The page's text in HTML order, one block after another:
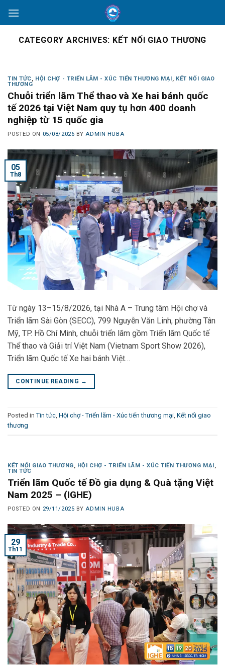
CATEGORY ARCHIVES: KẾT NỐI GIAO THƯƠNG
TIN TỨC, HỘI CHỢ - TRIỂN LÃM - XÚC TIẾN THƯƠNG MẠI, KẾT NỐI GIAO
THƯƠNG
Chuỗi triển lãm Thể thao và Xe hai bánh quốc
tế 2026 tại Việt Nam quy tụ hơn 400 doanh
nghiệp từ 15 quốc gia
POSTED ON 05/08/2026 BYADMIN HUBA
05
Th8
Từ ngày 13–15/8/2026, tại Nhà A – Trung tâm Hội chợ và
Triển lãm Sài Gòn (SECC), 799 Nguyễn Văn Linh, phường Tân
Mỹ, TP. Hồ Chí Minh, chuỗi triển lãm gồm Triển lãm Quốc tế
Thể thao và Giải trí Việt Nam (Vietnam Sport Show 2026),
Triển lãm Quốc tế Xe hai bánh Việt…
CONTINUE READING →
Posted in Tin tức, Hội chợ - Triển lãm - Xúc tiến thương mại, Kết nối giao
thương
KẾT NỐI GIAO THƯƠNG, HỘI CHỢ - TRIỂN LÃM - XÚC TIẾN THƯƠNG MẠI,
TIN TỨC
Triển lãm Quốc tế Đồ gia dụng & Quà tặng Việt
Nam 2025 – (IGHE)
POSTED ON 29/11/2025 BYADMIN HUBA
29
Th11